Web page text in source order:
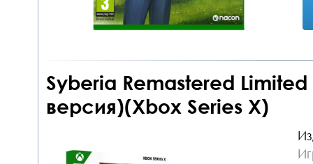
Syberia Remastered
версия)(Xbox Series X)